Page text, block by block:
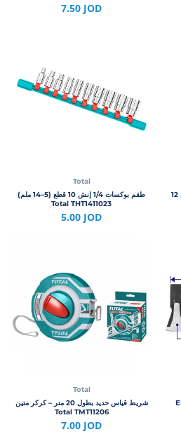
7.50 JOD
مفتاح WORKPRO قابل للتعديل مقاس 12
Total
طقم بوكسات 1/4 إنش 10 قطع (5–14 ملم)
Total THT1411023
5.00 JOD
Total
شريط قياس حديد بطول 20 متر – كركر متين
Total TMT11206
7.00 JOD